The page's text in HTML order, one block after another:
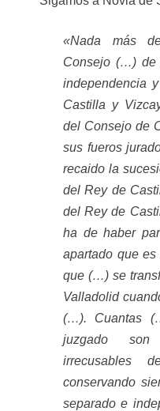
«Nada más
Consejo (…) de
independencia
Castilla y
del Consejo de
sus fueros
recaido la
del Rey de
del Rey de
ha de haber
apartado que
que (…) se
Valladolid
(…). Cuantas
juzgado son
irrecusables
conservando
separado e